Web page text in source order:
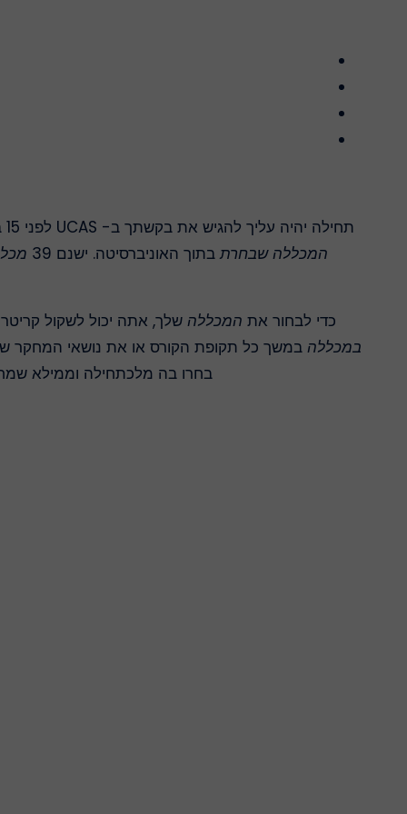
תחילה יהיה עליך להגיש את בקשתך ב- UCAS לפני 15 באוקטובר של השנה האחרונה שלך. כדי לעשות זאת, תחילה תצטרך לבחור בין
המכללה שבחרת בתוך האוניברסיטה. ישנם 39
כדי לבחור את המכללה שלך, אתה יכול לשקול
במכללה במשך כל תקופת הקורס או את נושאי המחקר
בחרו בה מלכתחילה וממילא